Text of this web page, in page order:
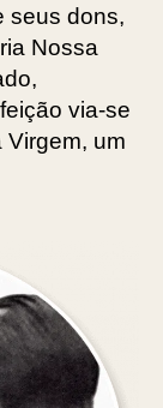
seus dons,
Nossa
via-se
Virgem, um